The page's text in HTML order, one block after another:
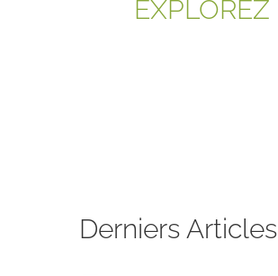
EXPLOREZ
Derniers Articles